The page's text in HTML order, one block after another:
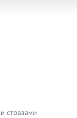
стразами